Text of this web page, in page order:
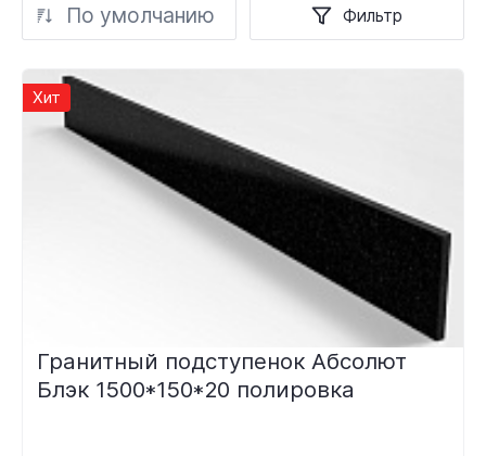
По умолчанию Фильтр
Хит
Гранитный подступенок Абсолют
Блэк 1500*150*20 полировка